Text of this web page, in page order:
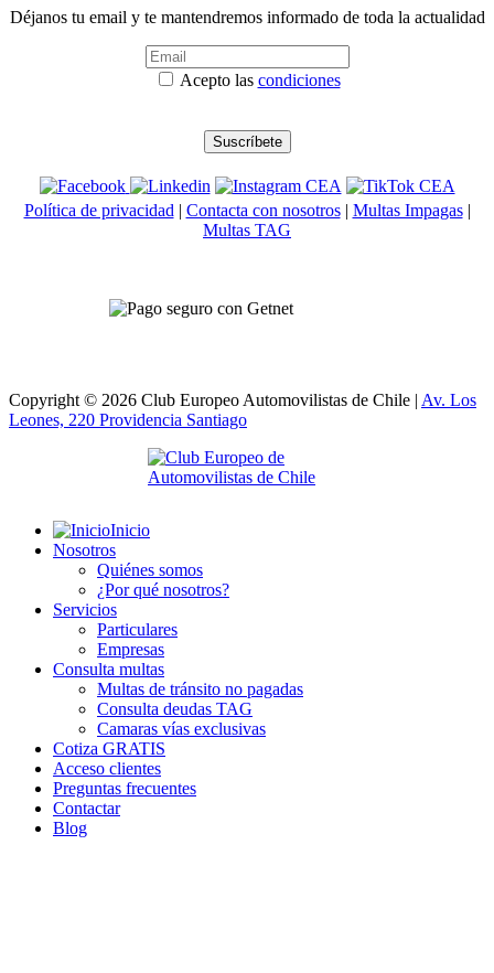
Déjanos tu email y te mantendremos informado de toda la actualidad
Acepto las condiciones
Política de privacidad | Contacta con nosotros| Multas Impagas|
Multas TAG
Copyright © 2026 Club Europeo Automovilistas de Chile | Av. Los
Leones, 220 Providencia Santiago
Inicio
Nosotros
Quiénes somos
¿Por qué nosotros?
Servicios
Particulares
Empresas
Consulta multas
Multas de tránsito no pagadas
Consulta deudas TAG
Camaras vías exclusivas
Cotiza GRATIS
Acceso clientes
Preguntas frecuentes
Contactar
Blog